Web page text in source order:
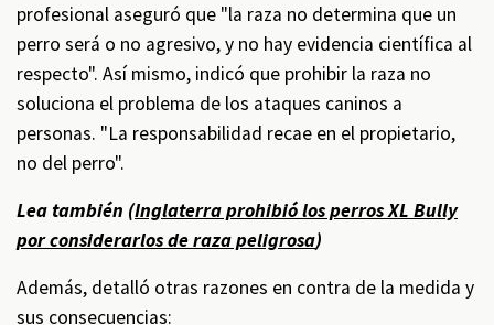
profesional aseguró que "la raza no determina que un
perro será o no agresivo, y no hay evidencia científica al
respecto". Así mismo, indicó que prohibir la raza no
soluciona el problema de los ataques caninos a
personas. "La responsabilidad recae en el propietario,
no del perro".
Lea también (Inglaterra prohibió los perros XL Bully
por considerarlos de raza peligrosa)
Además, detalló otras razones en contra de la medida y
sus consecuencias: